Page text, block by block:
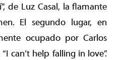
de Luz Casal, la flamante
El segundo lugar, en
ocupado por Carlos
can’t help falling in love”.